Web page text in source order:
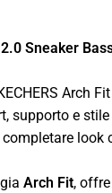
Sneaker
Arch
supporto e
completare
Arch Fit,